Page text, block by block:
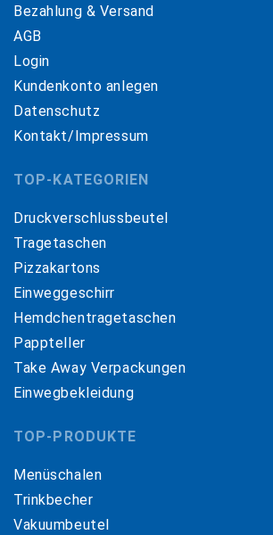
Bezahlung & Versand
AGB
Login
Kundenkonto anlegen
Datenschutz
Kontakt/Impressum
TOP-KATEGORIEN
Druckverschlussbeutel
Tragetaschen
Pizzakartons
Einweggeschirr
Hemdchentragetaschen
Pappteller
Take Away Verpackungen
Einwegbekleidung
TOP-PRODUKTE
Menüschalen
Trinkbecher
Vakuumbeutel